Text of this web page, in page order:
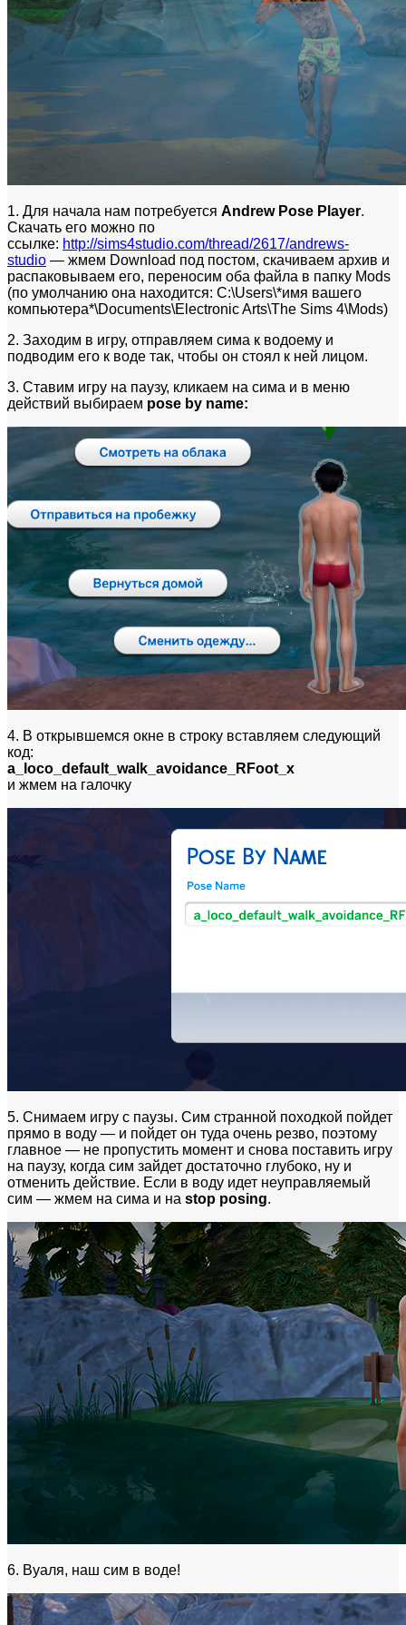
1. Для начала нам потребуется Andrew Pose Player.
Скачать его можно по
ссылке: http://sims4studio.com/thread/2617/andrews-
studio — жмем Download под постом, скачиваем архив и
распаковываем его, переносим оба файла в папку Mods
(по умолчанию она находится: C:\Users\*имя вашего
компьютера*\Documents\Electronic Arts\The Sims 4\Mods)
2. Заходим в игру, отправляем сима к водоему и
подводим его к воде так, чтобы он стоял к ней лицом.
3. Ставим игру на паузу, кликаем на сима и в меню
действий выбираем pose by name:
4. В открывшемся окне в строку вставляем следующий
код:
a_loco_default_walk_avoidance_RFoot_x
и жмем на галочку
5. Снимаем игру с паузы. Сим странной походкой пойдет
прямо в воду — и пойдет он туда очень резво, поэтому
главное — не пропустить момент и снова поставить игру
на паузу, когда сим зайдет достаточно глубоко, ну и
отменить действие. Если в воду идет неуправляемый
сим — жмем на сима и на stop posing.
6. Вуаля, наш сим в воде!